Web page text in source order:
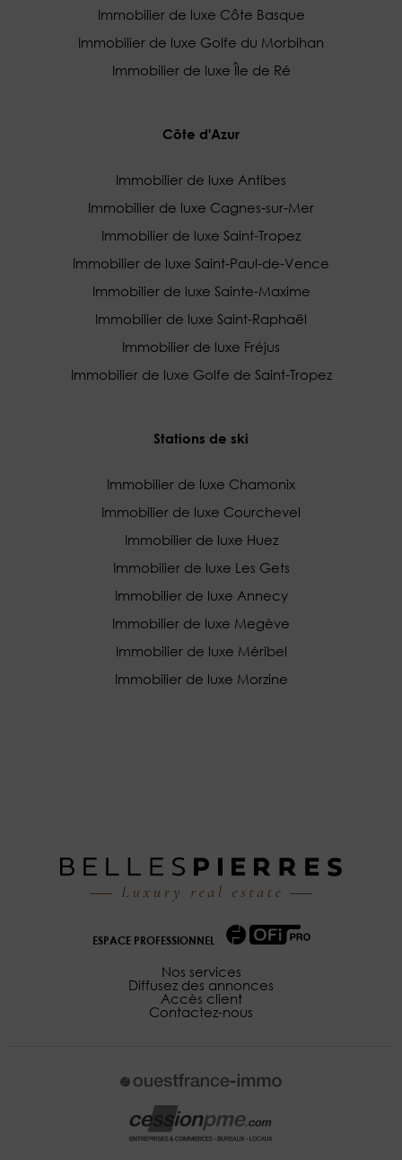
Immobilier de luxe Côte Basque
Immobilier de luxe Golfe du Morbihan
Immobilier de luxe Île de Ré
Côte d'Azur
Immobilier de luxe Antibes
Immobilier de luxe Cagnes-sur-Mer
Immobilier de luxe Saint-Tropez
Immobilier de luxe Saint-Paul-de-Vence
Immobilier de luxe Sainte-Maxime
Immobilier de luxe Saint-Raphaël
Immobilier de luxe Fréjus
Immobilier de luxe Golfe de Saint-Tropez
Stations de ski
Immobilier de luxe Chamonix
Immobilier de luxe Courchevel
Immobilier de luxe Huez
Immobilier de luxe Les Gets
Immobilier de luxe Annecy
Immobilier de luxe Megève
Immobilier de luxe Méribel
Immobilier de luxe Morzine
ESPACE PROFESSIONNEL
Nos services
Diffusez des annonces
Accès client
Contactez-nous